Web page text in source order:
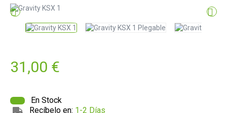
 
31,00 €
En Stock
Recíbelo en: 1-2 Días